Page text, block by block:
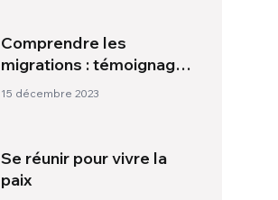
Comprendre les
migrations : témoignages
de la route des Balkans
15 décembre 2023
Se réunir pour vivre la
paix